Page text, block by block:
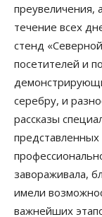
преувеличения,
течение всех
стенд
посетителей и
серебру, и
расcказы
представленных
завораживала,
имели
важнейших